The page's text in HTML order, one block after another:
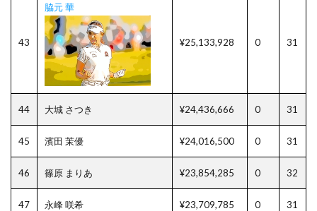
43
脇元 華
¥25,133,928 0 31
44 大城 さつき ¥24,436,666 0 31
45 濱田 茉優 ¥24,016,500 0 31
46 篠原 まりあ ¥23,854,285 0 32
47 永峰 咲希 ¥23,709,785 0 31